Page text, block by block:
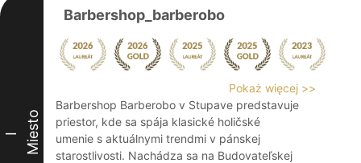
I Miesto
Barbershop_barberobo
Pokaż więcej >>
Barbershop Barberobo v Stupave predstavuje
priestor, kde sa spája klasické holičské
umenie s aktuálnymi trendmi v pánskej
starostlivosti. Nachádza sa na Budovateľskej